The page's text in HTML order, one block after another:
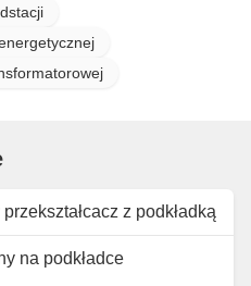
z podkładką
na podkładce